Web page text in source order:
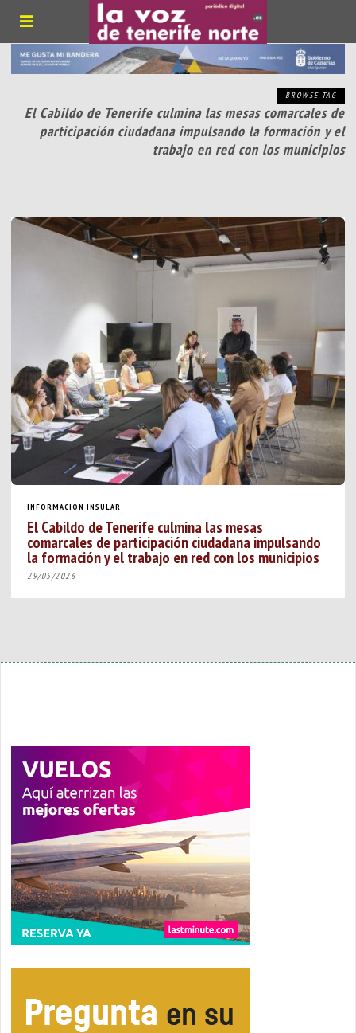
BROWSE TAG
El Cabildo de Tenerife culmina las mesas comarcales de
participación ciudadana impulsando la formación y el
trabajo en red con los municipios
INFORMACIÓN INSULAR
El Cabildo de Tenerife culmina las mesas
comarcales de participación ciudadana impulsando
la formación y el trabajo en red con los municipios
29/05/2026